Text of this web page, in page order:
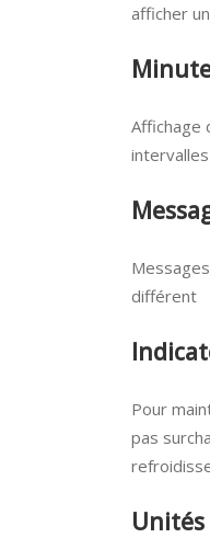
afficher
Affichage
différent
Pour
pas